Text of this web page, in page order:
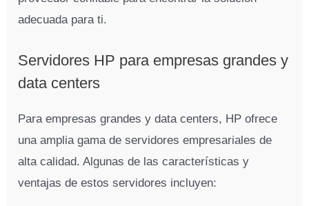
adecuada para ti.
Servidores HP para empresas grandes y
data centers
Para empresas grandes y data centers, HP ofrece
una amplia gama de servidores empresariales de
alta calidad. Algunas de las características y
ventajas de estos servidores incluyen: